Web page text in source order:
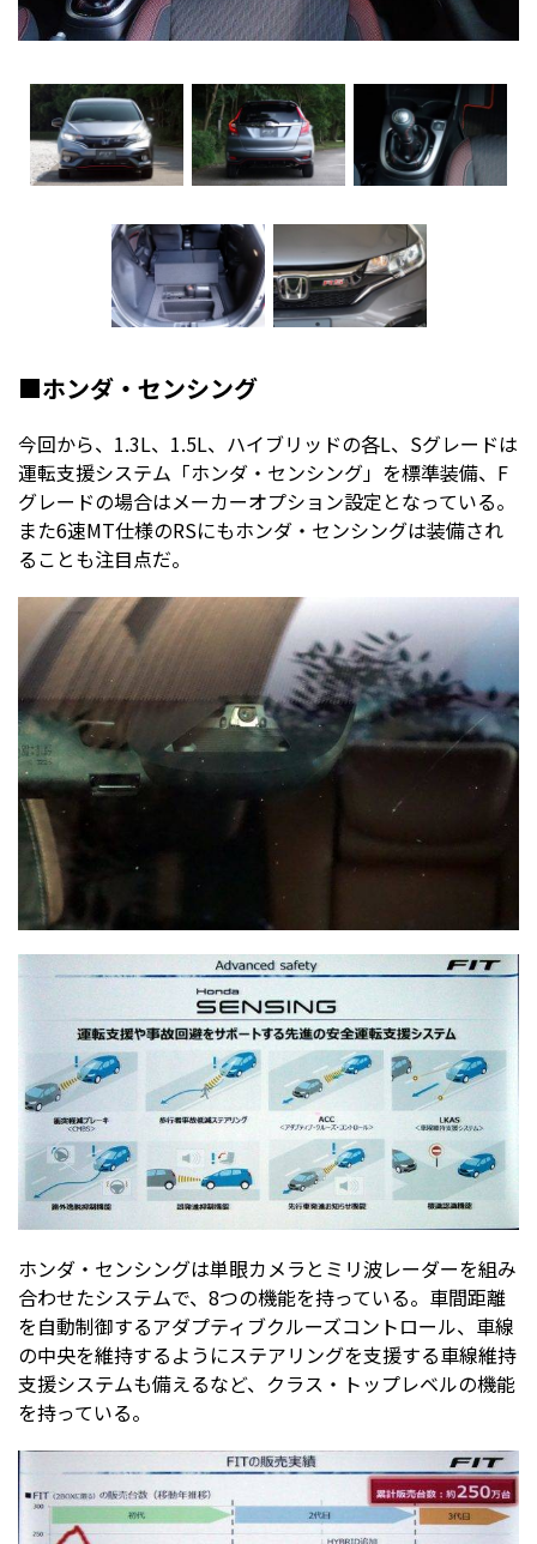
■ホンダ・センシング
今回から、1.3L、1.5L、ハイブリッドの各L、Sグレードは
運転支援システム「ホンダ・センシング」を標準装備、F
グレードの場合はメーカーオプション設定となっている。
また6速MT仕様のRSにもホンダ・センシングは装備され
ることも注目点だ。
ホンダ・センシングは単眼カメラとミリ波レーダーを組み
合わせたシステムで、8つの機能を持っている。車間距離
を自動制御するアダプティブクルーズコントロール、車線
の中央を維持するようにステアリングを支援する車線維持
支援システムも備えるなど、クラス・トップレベルの機能
を持っている。